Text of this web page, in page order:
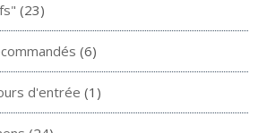
(23)
(6)
d'entrée (1)